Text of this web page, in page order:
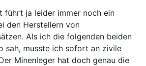
führt ja leider immer noch ein
den Herstellern von
Als ich die folgenden beiden
sah, musste ich sofort an zivile
Minenleger hat doch genau die